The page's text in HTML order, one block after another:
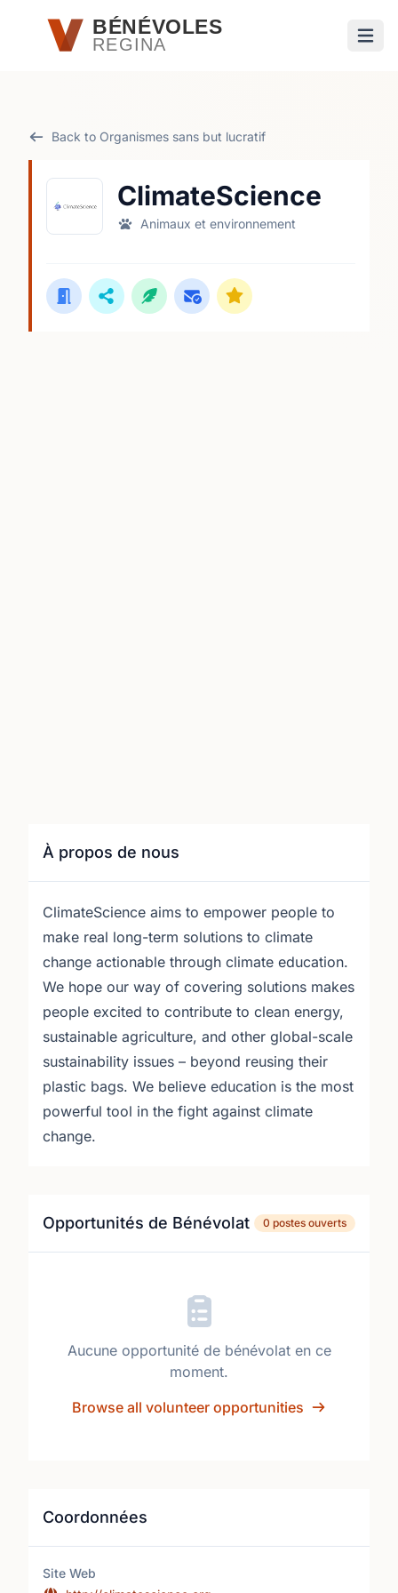
Passer au contenu principal
BÉNÉVOLES
REGINA
Back to Organismes sans but lucratif
ClimateScience
Animaux et environnement
À propos de nous
ClimateScience aims to empower people to
make real long-term solutions to climate
change actionable through climate education.
We hope our way of covering solutions makes
people excited to contribute to clean energy,
sustainable agriculture, and other global-scale
sustainability issues – beyond reusing their
plastic bags. We believe education is the most
powerful tool in the fight against climate
change.
Opportunités de Bénévolat 0 postes ouverts
Aucune opportunité de bénévolat en ce
moment.
Browse all volunteer opportunities
Coordonnées
Site Web